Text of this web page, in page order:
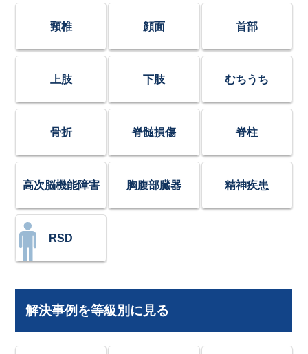
頸椎 顔面 首部
上肢 下肢 むちうち
骨折 脊髄損傷 脊柱
高次脳機能障害 胸腹部臓器 精神疾患
RSD
解決事例を等級別に見る